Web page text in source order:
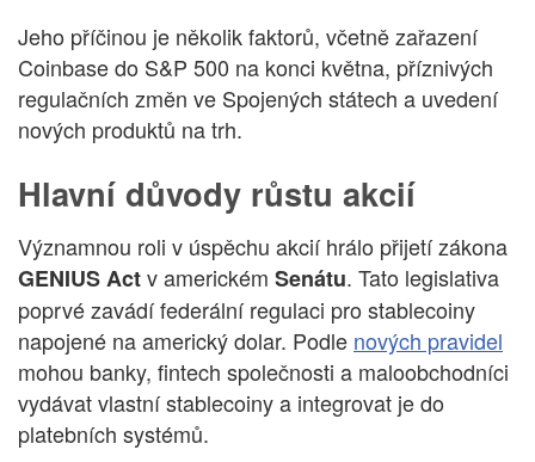
Jeho příčinou je několik faktorů, včetně zařazení
Coinbase do S&P 500 na konci května, příznivých
regulačních změn ve Spojených státech a uvedení
nových produktů na trh.
Hlavní důvody růstu akcií
Významnou roli v úspěchu akcií hrálo přijetí zákona
GENIUS Actv americkém Senátu. Tato legislativa
poprvé zavádí federální regulaci pro stablecoiny
napojené na americký dolar. Podle nových pravidel
mohou banky, fintech společnosti a maloobchodníci
vydávat vlastní stablecoiny a integrovat je do
platebních systémů.